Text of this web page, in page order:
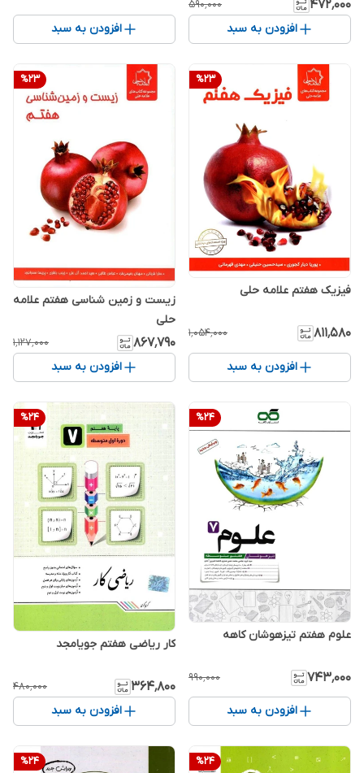
۴۷۲٬۰۰۰ ۵۹۰٬۰۰۰
افزودن به سبد افزودن به سبد
%23
فیزیک هفتم علامه حلی
۸۱۱٬۵۸۰ ۱٬۰۵۴٬۰۰۰
افزودن به سبد
%23
زیست و زمین شناسی هفتم علامه
حلی
۸۶۷٬۷۹۰ ۱٬۱۲۷٬۰۰۰
افزودن به سبد
%24
علوم هفتم تیزهوشان کاهه
۷۴۳٬۰۰۰ ۹۹۰٬۰۰۰
افزودن به سبد
%24
کار ریاضی هفتم جویامجد
۳۶۴٬۸۰۰ ۴۸۰٬۰۰۰
افزودن به سبد
%24
%24